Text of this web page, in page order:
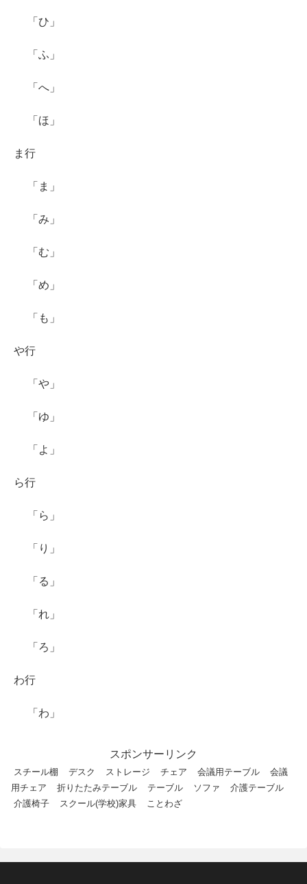
「ひ」
「ふ」
「へ」
「ほ」
ま行
「ま」
「み」
「む」
「め」
「も」
や行
「や」
「ゆ」
「よ」
ら行
「ら」
「り」
「る」
「れ」
「ろ」
わ行
「わ」
スポンサーリンク
スチール棚 デスク ストレージ チェア 会議用テーブル
会議
用チェア
折りたたみテーブル テーブル ソファ
介護テーブル
介護椅子
スクール(学校)家具 ことわざ